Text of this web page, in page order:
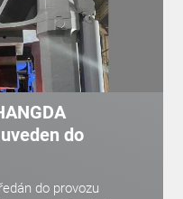
do
do provozu